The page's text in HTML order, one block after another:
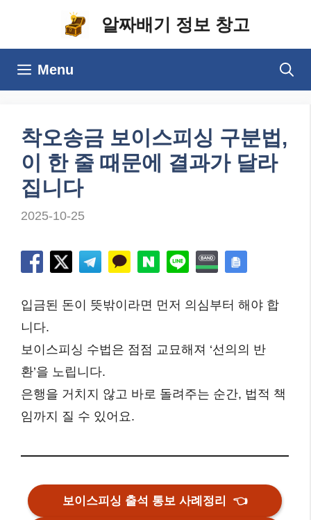
알짜배기 정보 창고
Menu
착오송금 보이스피싱 구분법,
이 한 줄 때문에 결과가 달라
집니다
2025-10-25
입금된 돈이 뜻밖이라면 먼저 의심부터 해야 합
니다.
보이스피싱 수법은 점점 교묘해져 ‘선의의 반
환’을 노립니다.
은행을 거치지 않고 바로 돌려주는 순간, 법적 책
임까지 질 수 있어요.
보이스피싱 출석 통보 사례정리 👈